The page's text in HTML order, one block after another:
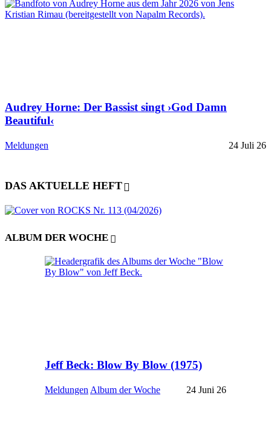
Audrey Horne: Der Bassist singt ›God Damn
Beautiful‹
Meldungen 24 Juli 26
DAS AKTUELLE HEFT
ALBUM DER WOCHE
Jeff Beck: Blow By Blow (1975)
Meldungen Album der Woche 24 Juni 26